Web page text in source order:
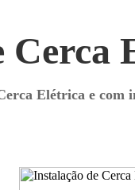
Cerca
Elétrica e com